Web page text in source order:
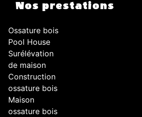
Nos prestations
Ossature bois
Pool House
Surélévation
de maison
Construction
ossature bois
Maison
ossature bois